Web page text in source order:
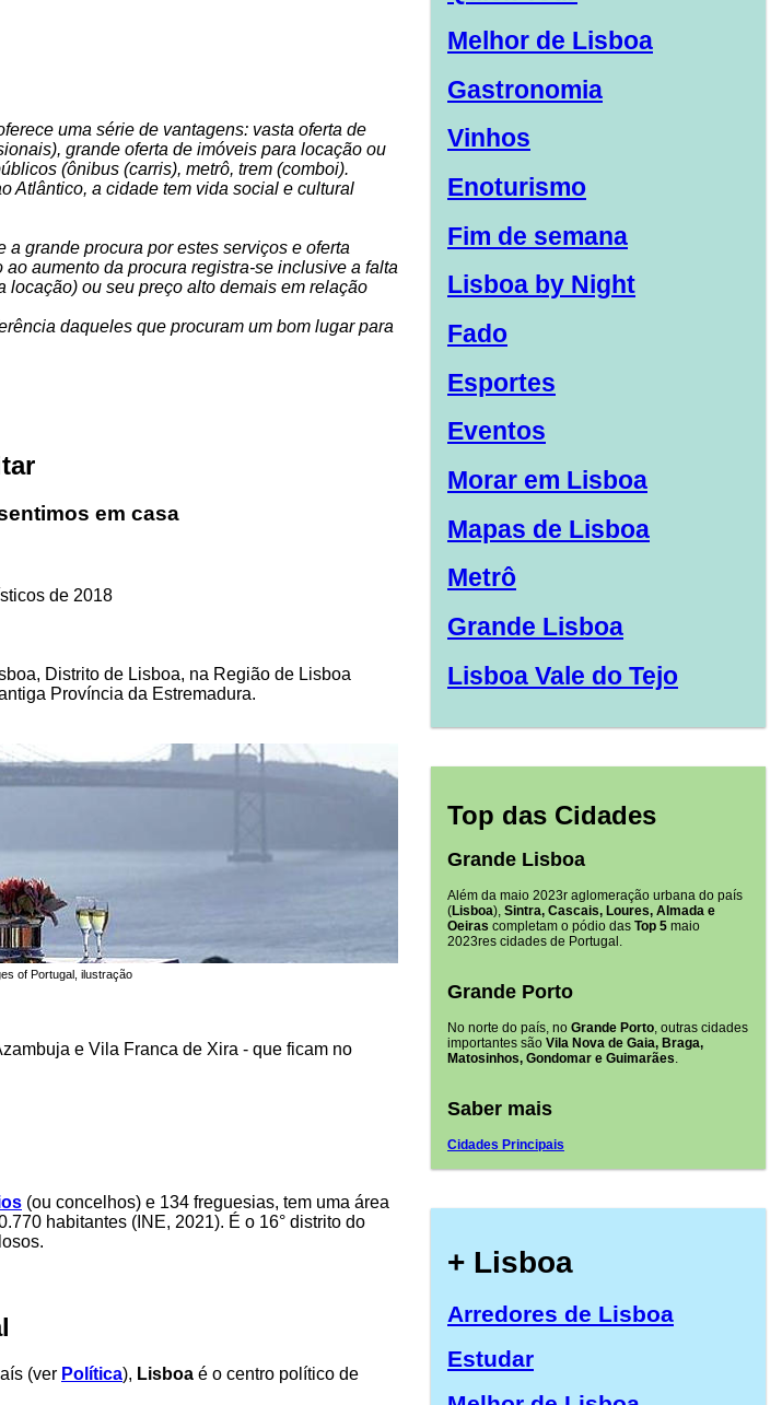
uma série de vantagens: vasta oferta de
grande oferta de imóveis para locação ou
(ônibus (carris), metrô, trem (comboi).
Atlântico, a cidade tem vida social e cultural
grande procura por estes serviços e oferta
aumento da procura registra-se inclusive a falta
locação) ou seu preço alto demais em relação
daqueles que procuram um bom lugar para
em casa
de 2018
Distrito de Lisboa, na Região de Lisboa
Província da Estremadura.
of Portugal, ilustração
e Vila Franca de Xira - que ficam no
(ou concelhos) e 134 freguesias, tem uma área
habitantes (INE, 2021). É o 16° distrito do
(ver Política), Lisboa é o centro político de
Melhor de Lisboa
Gastronomia
Vinhos
Enoturismo
Fim de semana
Lisboa by Night
Fado
Esportes
Eventos
Morar em Lisboa
Mapas de Lisboa
Metrô
Grande Lisboa
Lisboa Vale do Tejo
Top das Cidades
Grande Lisboa
Além da maio 2023r aglomeração urbana do país
(Lisboa), Sintra, Cascais, Loures, Almada e
Oeiras completam o pódio das Top 5 maio
2023res cidades de Portugal.
Grande Porto
No norte do país, no Grande Porto, outras cidades
importantes são Vila Nova de Gaia, Braga,
Matosinhos, Gondomar e Guimarães.
Saber mais
Cidades Principais
+ Lisboa
Arredores de Lisboa
Estudar